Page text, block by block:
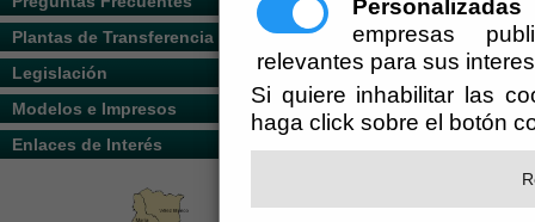
Personalizadas
empresas
relevantes para sus
Si quiere inhabilitar las
haga click sobre el botón
Plantas de Transferencia
Legislación
Modelos e Impresos
Enlaces de Interés